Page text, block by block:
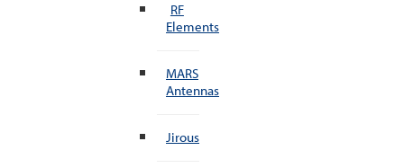
RF
Elements
MARS
Antennas
Jirous